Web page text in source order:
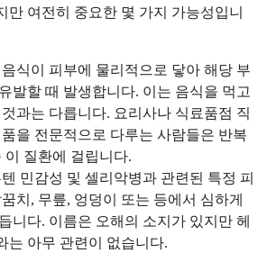
만 여전히 중요한 몇 가지 가능성입니
식이 피부에 물리적으로 닿아 해당 부
발할 때 발생합니다. 이는 음식을 먹고
과는 다릅니다. 요리사나 식료품점 직
을 전문적으로 다루는 사람들은 반복
이 질환에 걸립니다.
민감성 및 셀리악병과 관련된 특정 피
치, 무릎, 엉덩이 또는 등에서 심하게
니다. 이름은 오해의 소지가 있지만 헤
는 아무 관련이 없습니다.